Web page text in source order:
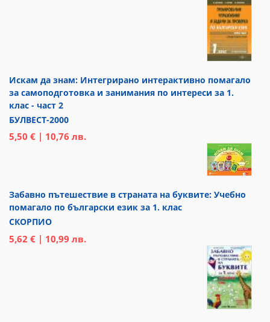
Искам да знам: Интегрирано интерактивно помагало
за самоподготовка и занимания по интереси за 1.
клас - част 2
БУЛВЕСТ-2000
5,50 € | 10,76 лв.
Забавно пътешествие в страната на буквите: Учебно
помагало по български език за 1. клас
СКОРПИО
5,62 € | 10,99 лв.